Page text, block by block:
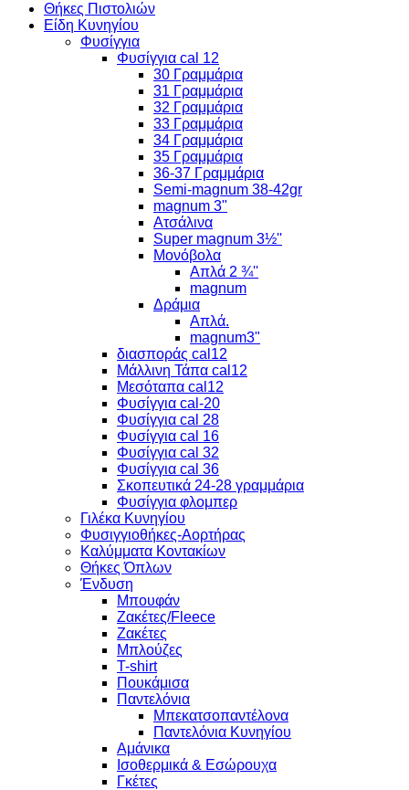
Θήκες Πιστολιών
Είδη Κυνηγίου
Φυσίγγια
Φυσίγγια cal 12
30 Γραμμάρια
31 Γραμμάρια
32 Γραμμάρια
33 Γραμμάρια
34 Γραμμάρια
35 Γραμμάρια
36-37 Γραμμάρια
Semi-magnum 38-42gr
magnum 3"
Ατσάλινα
Super magnum 3½''
Μονόβολα
Απλά 2 ¾''
magnum
Δράμια
Απλά.
magnum3"
διασποράς cal12
Μάλλινη Τάπα cal12
Μεσόταπα cal12
Φυσίγγια cal-20
Φυσίγγια cal 28
Φυσίγγια cal 16
Φυσίγγια cal 32
Φυσίγγια cal 36
Σκοπευτικά 24-28 γραμμάρια
Φυσίγγια φλομπερ
Γιλέκα Κυνηγίου
Φυσιγγιοθήκες-Αορτήρας
Καλύμματα Κοντακίων
Θήκες Όπλων
Ένδυση
Μπουφάν
Ζακέτες/Fleece
Ζακέτες
Μπλούζες
T-shirt
Πουκάμισα
Παντελόνια
Μπεκατσοπαντέλονα
Παντελόνια Κυνηγίου
Αμάνικα
Ισοθερμικά & Εσώρουχα
Γκέτες